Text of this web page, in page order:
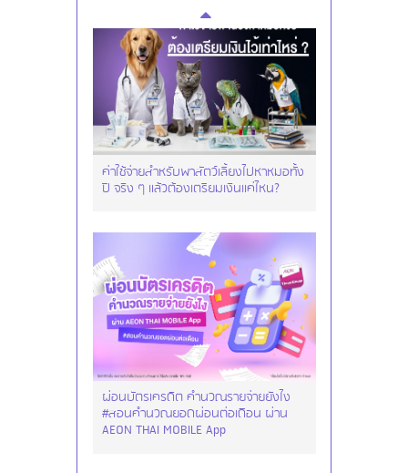
ค่าใช้จ่ายสำหรับพาสัตว์เลี้ยงไปหาหมอทั้ง
ปี จริง ๆ แล้วต้องเตรียมเงินแค่ไหน?
ผ่อนบัตรเครดิต คำนวณรายจ่ายยังไง
#สอนคำนวณยอดผ่อนต่อเดือน ผ่าน
AEON THAI MOBILE App